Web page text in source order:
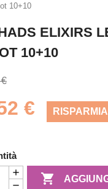
10+10
ELIXIRS
10+10
€
